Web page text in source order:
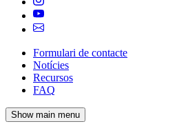
Navegació
principal
de
Formulari de contacte
Notícies
Recursos
FAQ
Show main menu